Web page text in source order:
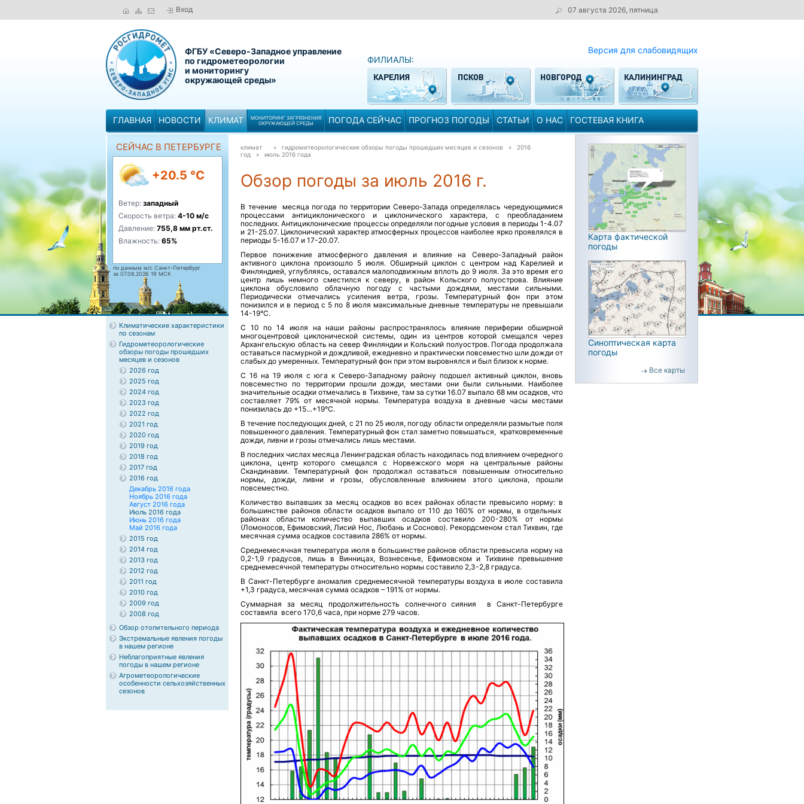
Вход 07 августа 2026, пятница
ФГБУ «Северо-Западное управление
по гидрометеорологии
и мониторингу
окружающей среды»
Версия для слабовидящих
ФИЛИАЛЫ:
ГЛАВНАЯ НОВОСТИ КЛИМАТ
МОНИТОРИНГ ЗАГРЯЗНЕНИЯ
ОКРУЖАЮЩЕЙ СРЕДЫ
ПОГОДА СЕЙЧАС ПРОГНОЗ ПОГОДЫ СТАТЬИ О НАС ГОСТЕВАЯ КНИГА
СЕЙЧАС В ПЕТЕРБУРГЕ
+20.5 °C
Ветер: западный
Скорость ветра: 4-10 м/с
Давление: 755,8 мм рт.ст.
Влажность: 65%
по данным м/с Санкт-Петербург
за 07.08.2026 19 МСК
Климатические характеристики
по сезонам
Гидрометеорологические
обзоры погоды прошедших
месяцев и сезонов
2026 год
2025 год
2024 год
2023 год
2022 год
2021 год
2020 год
2019 год
2018 год
2017 год
2016 год
Декабрь 2016 года
Ноябрь 2016 года
Август 2016 года
Июль 2016 года
Июнь 2016 года
Май 2016 года
2015 год
2014 год
2013 год
2012 год
2011 год
2010 год
2009 год
2008 год
Обзор отопительного периода
Экстремальные явления погоды
в нашем регионе
Неблагоприятные явления
погоды в нашем регионе
Агрометеорологические
особенности сельхозяйственных
сезонов
климат
» гидрометеорологические обзоры погоды прошедших месяцев и сезонов » 2016
год » июль 2016 года
Обзор погоды за июль 2016 г.
В течение месяца погода по территории Северо-Запада определялась чередующимися
процессами антициклонического и циклонического характера, с преобладанием
последних. Антициклонические процессы определяли погодные условия в периоды 1-4.07
и 21-25.07. Циклонический характер атмосферных процессов наиболее ярко проявлялся в
периоды 5-16.07 и 17-20.07.
Первое понижение атмосферного давления и влияние на Северо-Западный район
активного циклона произошло 5 июля. Обширный циклон с центром над Карелией и
Финляндией, углубляясь, оставался малоподвижным вплоть до 9 июля. За это время его
центр лишь немного сместился к северу, в район Кольского полуострова. Влияние
циклона обусловило облачную погоду с частыми дождями, местами сильными.
Периодически отмечались усиления ветра, грозы. Температурный фон при этом
понизился и в период с 5 по 8 июля максимальные дневные температуры не превышали
14-19°С.
С 10 по 14 июля на наши районы распространялось влияние периферии обширной
многоцентровой циклонической системы, один из центров которой смещался через
Архангельскую область на север Финляндии и Кольский полуостров. Погода продолжала
оставаться пасмурной и дождливой, ежедневно и практически повсеместно шли дожди от
слабых до умеренных. Температурный фон при этом выровнялся и был близок к норме.
С 16 на 19 июля с юга к Северо-Западному району подошел активный циклон, вновь
повсеместно по территории прошли дожди, местами они были сильными. Наиболее
значительные осадки отмечались в Тихвине, там за сутки 16.07 выпало 68 мм осадков, что
составляет 79% от месячной нормы. Температура воздуха в дневные часы местами
понизилась до +15…+19°С.
В течение последующих дней, с 21 по 25 июля, погоду области определяли размытые поля
повышенного давления. Температурный фон стал заметно повышаться, кратковременные
дожди, ливни и грозы отмечались лишь местами.
В последних числах месяца Ленинградская область находилась под влиянием очередного
циклона, центр которого смещался с Норвежского моря на центральные районы
Скандинавии. Температурный фон продолжал оставаться повышенным относительно
нормы, дожди, ливни и грозы, обусловленные влиянием этого циклона, прошли
повсеместно.
Количество выпавших за месяц осадков во всех районах области превысило норму: в
большинстве районов области осадков выпало от 110 до 160% от нормы, в отдельных
районах области количество выпавших осадков составило 200-280% от нормы
(Ломоносов, Ефимовский, Лисий Нос, Любань и Сосново). Рекордсменом стал Тихвин, где
месячная сумма осадков составила 286% от нормы.
Среднемесячная температура июля в большинстве районов области превысила норму на
0,2-1,9 градусов, лишь в Винницах, Вознесенье, Ефимовском и Тихвине превышение
среднемесячной температуры относительно нормы составило 2,3-2,8 градуса.
В Санкт-Петербурге аномалия среднемесячной температуры воздуха в июле составила
+1,3 градуса, месячная сумма осадков – 191% от нормы.
Суммарная за месяц продолжительность солнечного сияния в Санкт-Петербурге
составила всего 170,6 часа, при норме 279 часов.
Карта фактической
погоды
Синоптическая карта
погоды
Все карты